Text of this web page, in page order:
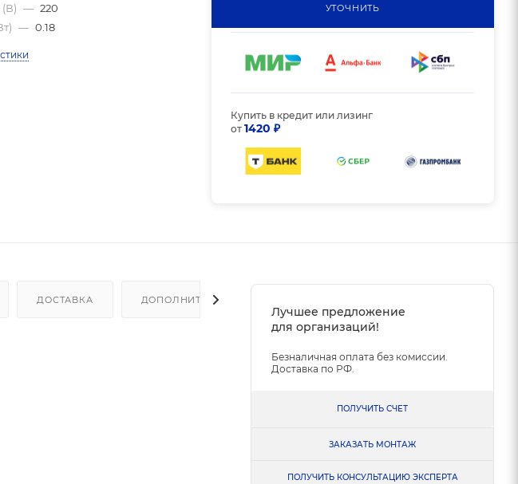
— 220
— 0.18
УТОЧНИТЬ
Купить в кредит или лизинг
от1420 ₽
ДОСТАВКА ДОПОЛНИТЕЛЬНО
Лучшее предложение
для организаций!
Безналичная оплата без комиссии.
Доставка по РФ.
ПОЛУЧИТЬ СЧЕТ
ЗАКАЗАТЬ МОНТАЖ
ПОЛУЧИТЬ КОНСУЛЬТАЦИЮ ЭКСПЕРТА